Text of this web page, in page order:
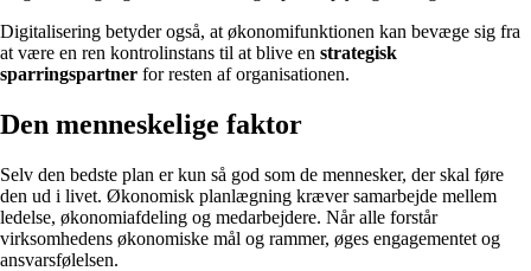
Digitalisering betyder også, at økonomifunktionen kan bevæge sig fra
at være en ren kontrolinstans til at blive en strategisk
sparringspartner for resten af organisationen.
Den menneskelige faktor
Selv den bedste plan er kun så god som de mennesker, der skal føre
den ud i livet. Økonomisk planlægning kræver samarbejde mellem
ledelse, økonomiafdeling og medarbejdere. Når alle forstår
virksomhedens økonomiske mål og rammer, øges engagementet og
ansvarsfølelsen.